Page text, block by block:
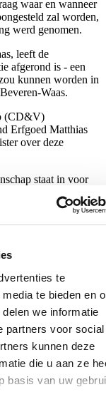
te
te bieden en
we informatie
partners voor social
kunnen deze
die u aan ze
basis van uw
waar en wanneer
zal worden,
werd genomen.
leeft de
afgerond is - een
kunnen worden in
Waas.
(CD&V)
Erfgoed Matthias
over deze
staat in voor
in Doel zijn
zet zich al meer
naar een
een lokaal bestuur, al
vanuit het Waasland
waar De Kogge
momenteel
de opstelling van
verdere conservatie
technisch